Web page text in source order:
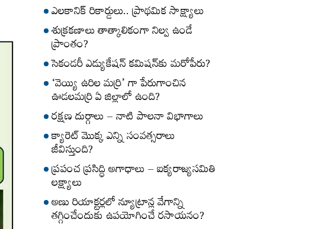
ఎలకానిక్‌ రికార్డులు.. ప్రాథమిక సాక్ష్యాలు
శుక్రకణాలు తాత్కాలికంగా నిల్వ ఉండే
ప్రాంతం?
సెకండరీ ఎడ్యుకేషన్‌ కమిషన్‌కు మరోపేరు?
‘వెయ్యి ఉరిల మర్రి’ గా పేరుగాంచిన
ఊడలమర్రి ఏ జిల్లాలో ఉంది?
రక్షణ దుర్గాలు – నాటి పాలనా విభాగాలు
క్యారెట్‌ మొక్క ఎన్ని సంవత్సరాలు
జీవిస్తుంది?
ప్రపంచ ప్రసిద్ధి అగాధాలు – ఐక్యరాజ్యసమితి
లక్ష్యాలు
అణు రియాక్టర్లలో న్యూట్రాన్ల వేగాన్ని
తగ్గించేందుకు ఉపయోగించే రసాయనం?